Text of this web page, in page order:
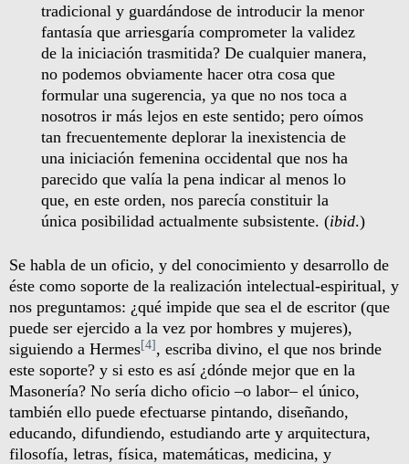
tradicional y guardándose de introducir la menor
fantasía que arriesgaría comprometer la validez
de la iniciación trasmitida? De cualquier manera,
no podemos obviamente hacer otra cosa que
formular una sugerencia, ya que no nos toca a
nosotros ir más lejos en este sentido; pero oímos
tan frecuentemente deplorar la inexistencia de
una iniciación femenina occidental que nos ha
parecido que valía la pena indicar al menos lo
que, en este orden, nos parecía constituir la
única posibilidad actualmente subsistente. (ibid.)
Se habla de un oficio, y del conocimiento y desarrollo de
éste como soporte de la realización intelectual-espiritual, y
nos preguntamos: ¿qué impide que sea el de escritor (que
puede ser ejercido a la vez por hombres y mujeres),
siguiendo a Hermes[4], escriba divino, el que nos brinde
este soporte? y si esto es así ¿dónde mejor que en la
Masonería? No sería dicho oficio –o labor– el único,
también ello puede efectuarse pintando, diseñando,
educando, difundiendo, estudiando arte y arquitectura,
filosofía, letras, física, matemáticas, medicina, y